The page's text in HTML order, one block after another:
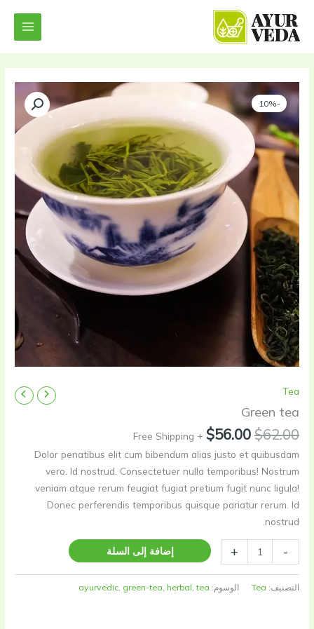
المحتوى
-10%
Tea
Green tea
$62.00
السعر
الأصلي
هو:
$62.00.
$56.00 السعر
الحالي
هو:
$56.00.
+ Free Shipping
Dolor penatibus elit cum bibendum alias justo et quibusdam
vero. Id nostrud. Consectetuer nulla temporibus! Nostrum
veniam atque rerum feugiat fugiat pretium fugit nunc ligula!
Donec perferendis temporibus quisque pariatur rerum. Id
nostrud.
-
Green
+ إضافة إلى السلة
التصنيف: Tea الوسوم: ayurvedic, green-tea, herbal,tea